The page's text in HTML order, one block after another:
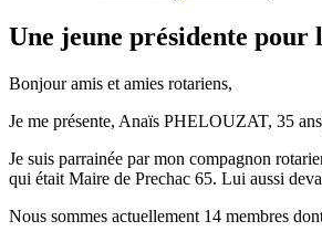
Une jeune présidente pour
Bonjour amis et amies rotariens,
Je me présente, Anaïs PHELOUZAT, 35
Je suis parrainée par mon compagnon
qui était Maire de Prechac 65. Lui aussi
Nous sommes actuellement 14 membres